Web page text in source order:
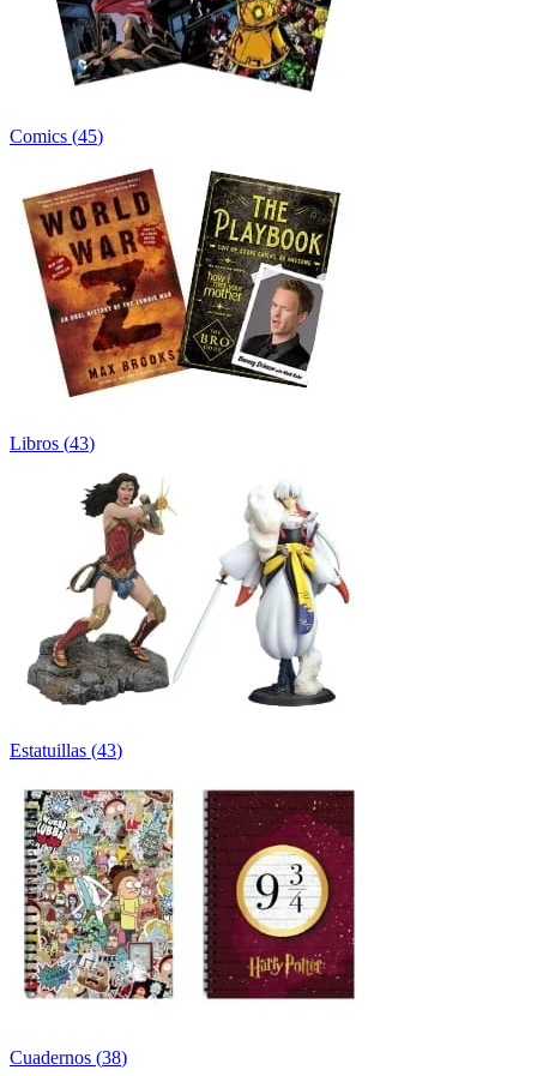
Comics (45)
Libros (43)
Estatuillas (43)
Cuadernos (38)